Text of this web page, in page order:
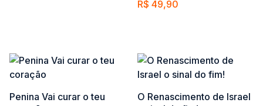
R$ 49,90
Penina Vai curar o teu
O Renascimento de Israel